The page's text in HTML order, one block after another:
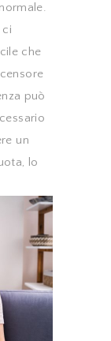
ci
che
può
un
lo